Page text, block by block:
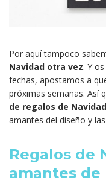
Por aquí tampoco
Navidad otra vez. Y
fechas, apostamos a
próximas semanas. Así
de regalos de
amantes del diseño y
Regalos de
amantes